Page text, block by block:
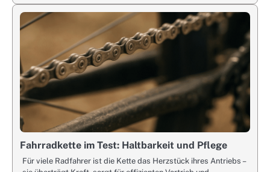
Fahrradkette im Test: Haltbarkeit und Pflege
Für viele Radfahrer ist die Kette das Herzstück ihres Antriebs –